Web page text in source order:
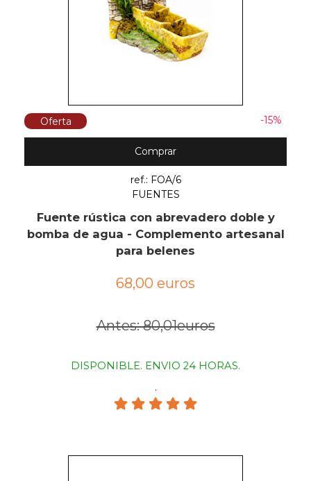
Oferta -15%
Comprar
ref.: FOA/6
FUENTES
Fuente rústica con abrevadero doble y
bomba de agua - Complemento artesanal
para belenes
68,00 euros
Antes: 80,01euros
DISPONIBLE. ENVIO 24 HORAS.
.